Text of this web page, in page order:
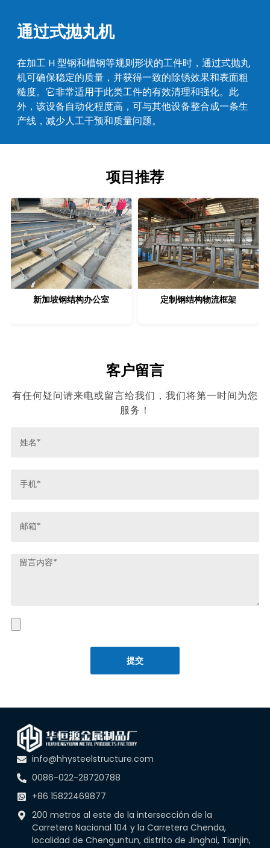
通过式抛丸机
在加工 H 型钢和槽钢等规则形状的工件时，通过式抛丸
机可确保稳定的质量，并获得一致的除锈效果和表面粗
糙度。它非常适用于此类工件的有效清理和强化。此
外，该设备自动化程度高，可与其他设备整合成一条生
产线，减少人工干预和质量问题。
项目推荐
定制钢结构物流框架 天津京东物流转运仓仓库
客户留言
有任何疑问请来电或留言给我们，我们将第一时间为您
服务！
提交
info@hhysteelstructure.com
0086-022-28720788
+86 15822469877
200 metros al este de la intersección de la
Carretera Nacional 104 y la Carretera Chenda,
localidad de Chenguntun, distrito de Jinghai, Tianjin,